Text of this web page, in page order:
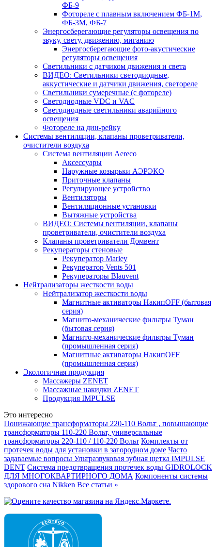
ФБ-9
Фотореле с плавным включением ФБ-1М,
ФБ-3М, ФБ-7
Энергосберегающие регуляторы освещения по
звуку, свету, движению, миганию
Энергосберегающие фото-акустические
регуляторы освещения
Светильники с датчиком движения и света
ВИДЕО: Светильники светодиодные,
аккустические и датчики движения, светореле
Светильники сумеречные (с фотореле)
Светодиодные VDC и VAC
Светодиодные светильники аварийного
освещения
Фотореле на дин-рейку
Системы вентиляции, клапаны проветриватели,
очистители воздуха
Система вентиляции Aereco
Аксессуары
Наружные козырьки АЭРЭКО
Приточные клапаны
Регулирующее устройство
Вентиляторы
Вентиляционные установки
Вытяжные устройства
ВИДЕО: Системы вентиляции, клапаны
проветриватели, очистители воздуха
Клапаны проветриватели Домвент
Рекуператоры стеновые
Рекуператор Marley
Рекуператор Vents 501
Рекуператоры Blauvent
Нейтрализаторы жесткости воды
Нейтрализатор жесткости воды
Магнитные активаторы НакипOFF (бытовая
серия)
Магнито-механические фильтры Туман
(бытовая серия)
Магнито-механические фильтры Туман
(промышленная серия)
Магнитные активаторы НакипOFF
(промышленная серия)
Экологичная продукция
Массажеры ZENET
Массажные накидки ZENET
Продукция IMPULSE
Это интересно
Понижающие трансформаторы 220-110 Вольт , повышающие
трансформаторы 110-220 Вольт, универсальные
трансформаторы 220-110 / 110-220 Вольт Комплекты от
протечек воды для установки в загородном доме Часто
задаваемые вопросы Ультразвуковая зубная щетка IMPULSE
DENT Система предотвращения протечек воды GIDROLOCK
ДЛЯ МНОГОКВАРТИРНОГО ДОМА Компоненты системы
здорового сна Nikken Все статьи »